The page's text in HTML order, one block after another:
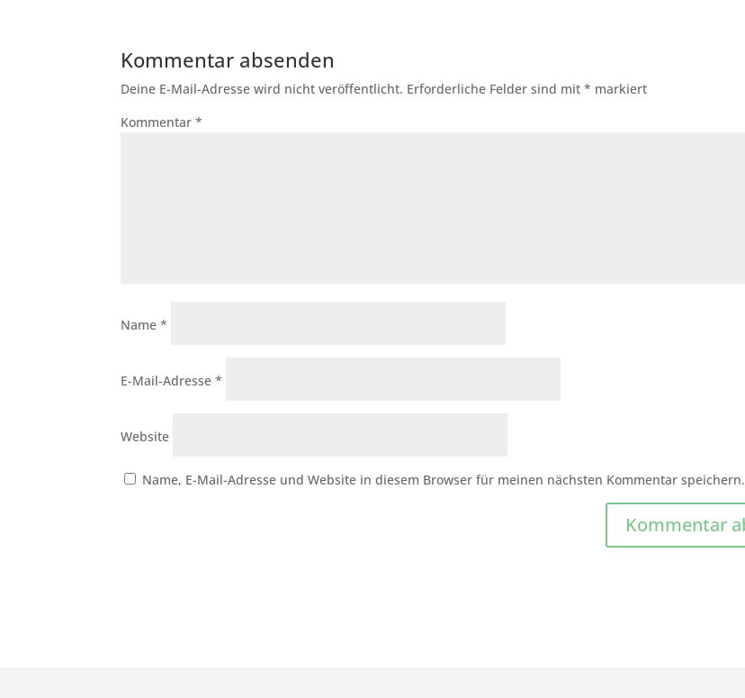
Kommentar absenden
Deine E-Mail-Adresse wird nicht veröffentlicht. Erforderliche Felder sind mit* markiert
Kommentar*
Name*
E-Mail-Adresse*
Website
Name, E-Mail-Adresse und Website in diesem Browser für meinen nächsten Kommentar speichern.